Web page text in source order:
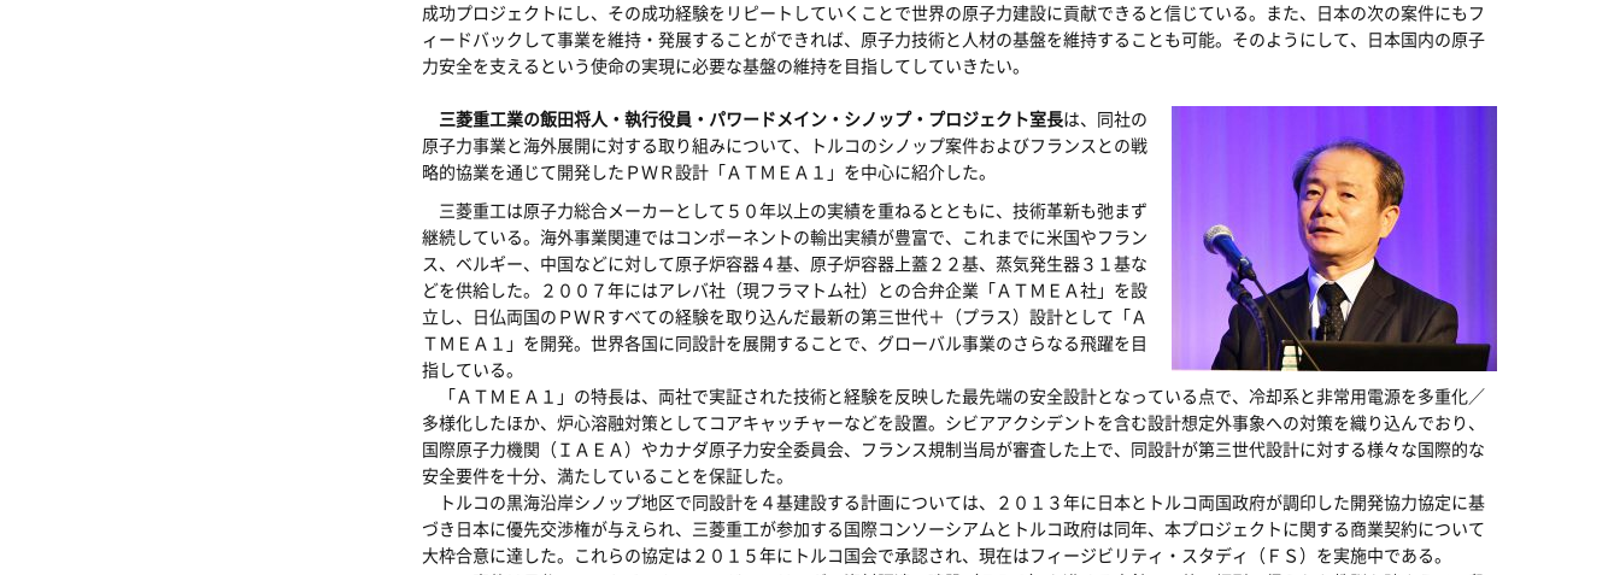
成功プロジェクトにし、その成功経験をリピートしていくことで世界の原子力建設に貢献できると信じている。また、日本の次の案件にもフ
ィードバックして事業を維持・発展することができれば、原子力技術と人材の基盤を維持することも可能。そのようにして、日本国内の原子
力安全を支えるという使命の実現に必要な基盤の維持を目指してしていきたい。
三菱重工業の飯田将人・執行役員・パワードメイン・シノップ・プロジェクト室長は、同社の
原子力事業と海外展開に対する取り組みについて、トルコのシノップ案件およびフランスとの戦
略的協業を通じて開発したＰＷＲ設計「ＡＴＭＥＡ１」を中心に紹介した。
三菱重工は原子力総合メーカーとして５０年以上の実績を重ねるとともに、技術革新も弛まず
継続している。海外事業関連ではコンポーネントの輸出実績が豊富で、これまでに米国やフラン
ス、ベルギー、中国などに対して原子炉容器４基、原子炉容器上蓋２２基、蒸気発生器３１基な
どを供給した。２００７年にはアレバ社（現フラマトム社）との合弁企業「ＡＴＭＥＡ社」を設
立し、日仏両国のＰＷＲすべての経験を取り込んだ最新の第三世代＋（プラス）設計として「Ａ
ＴＭＥＡ１」を開発。世界各国に同設計を展開することで、グローバル事業のさらなる飛躍を目
指している。
「ＡＴＭＥＡ１」の特長は、両社で実証された技術と経験を反映した最先端の安全設計となっている点で、冷却系と非常用電源を多重化／
多様化したほか、炉心溶融対策としてコアキャッチャーなどを設置。シビアアクシデントを含む設計想定外事象への対策を織り込んでおり、
国際原子力機関（ＩＡＥＡ）やカナダ原子力安全委員会、フランス規制当局が審査した上で、同設計が第三世代設計に対する様々な国際的な
安全要件を十分、満たしていることを保証した。
トルコの黒海沿岸シノップ地区で同設計を４基建設する計画については、２０１３年に日本とトルコ両国政府が調印した開発協力協定に基
づき日本に優先交渉権が与えられ、三菱重工が参加する国際コンソーシアムとトルコ政府は同年、本プロジェクトに関する商業契約について
大枠合意に達した。これらの協定は２０１５年にトルコ国会で承認され、現在はフィージビリティ・スタディ（ＦＳ）を実施中である。